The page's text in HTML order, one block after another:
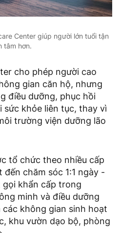
Center giúp người lớn tuổi tận
tâm hơn.
cho phép người cao
gian căn hộ, nhưng
điều dưỡng, phục hồi
sức khỏe liên tục, thay vì
trường viện dưỡng lão
tổ chức theo nhiều cấp
chăm sóc 1:1 ngày -
khẩn cấp trong
minh và điều dưỡng
không gian sinh hoạt
khu vườn dạo bộ, phòng